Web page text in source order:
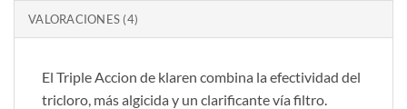
VALORACIONES (4)
El Triple Accion de klaren combina la efectividad del
tricloro, más algicida y un clarificante vía filtro.